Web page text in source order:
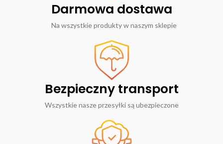
Darmowa dostawa
Na wszystkie produkty w naszym sklepie
Bezpieczny transport
Wszystkie nasze przesyłki są ubezpieczone